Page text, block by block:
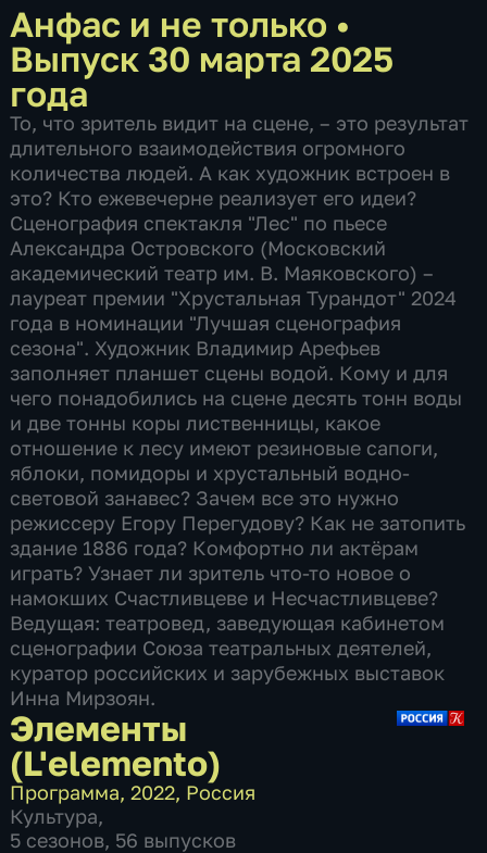
Анфас и не только •
Выпуск 30 марта 2025
года
То, что зритель видит на сцене, – это результат
длительного взаимодействия огромного
количества людей. А как художник встроен в
это? Кто ежевечерне реализует его идеи?
Сценография спектакля "Лес" по пьесе
Александра Островского (Московский
академический театр им. В. Маяковского) –
лауреат премии "Хрустальная Турандот" 2024
года в номинации "Лучшая сценография
сезона". Художник Владимир Арефьев
заполняет планшет сцены водой. Кому и для
чего понадобились на сцене десять тонн воды
и две тонны коры лиственницы, какое
отношение к лесу имеют резиновые сапоги,
яблоки, помидоры и хрустальный водно-
световой занавес? Зачем все это нужно
режиссеру Егору Перегудову? Как не затопить
здание 1886 года? Комфортно ли актёрам
играть? Узнает ли зритель что-то новое о
намокших Счастливцеве и Несчастливцеве?
Ведущая: театровед, заведующая кабинетом
сценографии Союза театральных деятелей,
куратор российских и зарубежных выставок
Инна Мирзоян.
Элементы
(L'elemento)
Программа,2022, Россия
Культура,
5 сезонов, 56 выпусков